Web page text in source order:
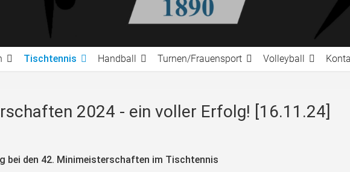
Tischtennis Handball Turnen/Frauensport Volleyball
2024 - ein voller Erfolg! [16.11.24]
bei den 42. Minimeisterschaften im Tischtennis